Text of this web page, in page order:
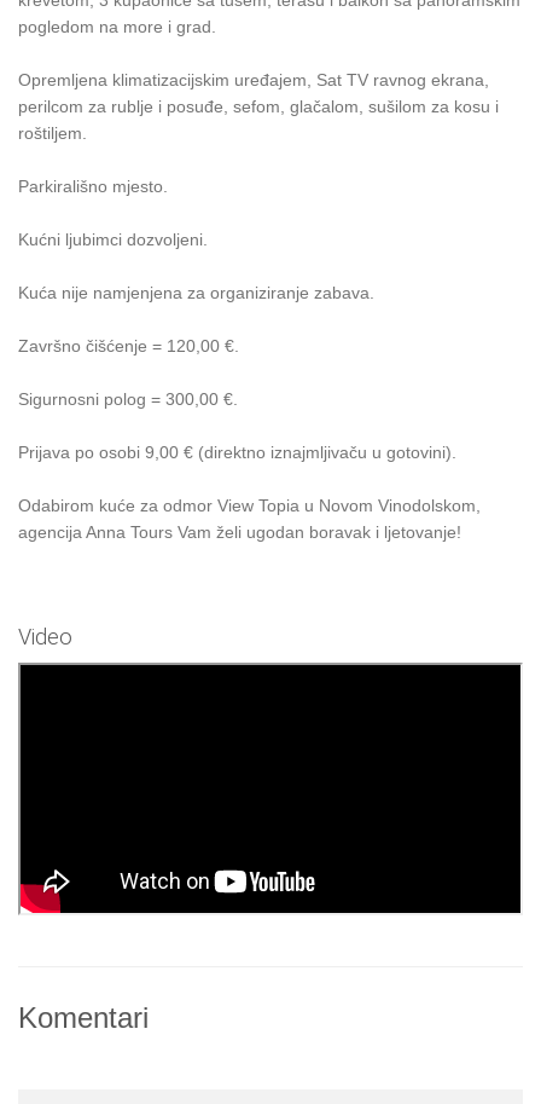
pogledom na more i grad.
Opremljena klimatizacijskim uređajem, Sat TV ravnog ekrana,
perilcom za rublje i posuđe, sefom, glačalom, sušilom za kosu i
roštiljem.
Parkirališno mjesto.
Kućni ljubimci dozvoljeni.
Kuća nije namjenjena za organiziranje zabava.
Završno čišćenje = 120,00 €.
Sigurnosni polog = 300,00 €.
Prijava po osobi 9,00 € (direktno iznajmljivaču u gotovini).
Odabirom kuće za odmor View Topia u Novom Vinodolskom,
agencija Anna Tours Vam želi ugodan boravak i ljetovanje!
Video
Komentari